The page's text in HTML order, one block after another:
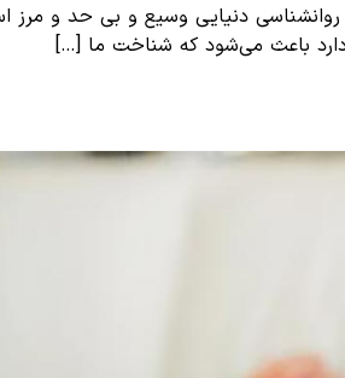
روانشناسی دنیایی وسیع و بی حد
باعث می‌شود که شناخت ما […]